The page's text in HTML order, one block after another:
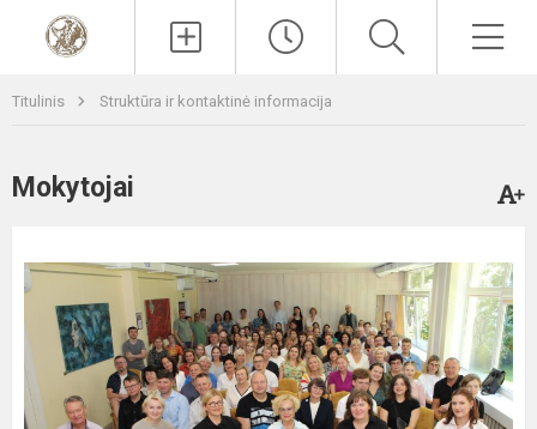
Titulinis Struktūra ir kontaktinė informacija
Mokytojai